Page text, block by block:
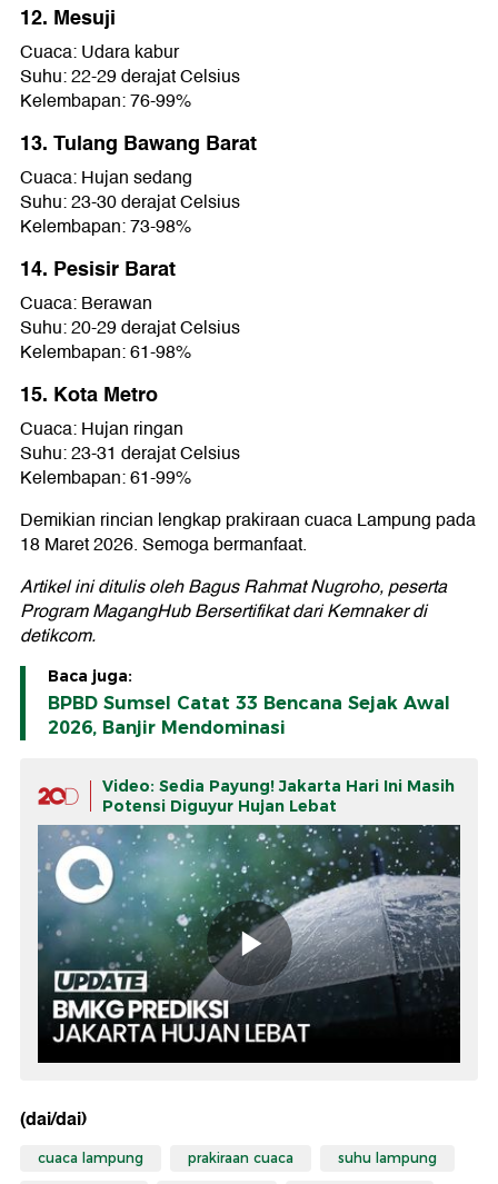
12. Mesuji
Cuaca: Udara kabur
Suhu: 22-29 derajat Celsius
Kelembapan: 76-99%
13. Tulang Bawang Barat
Cuaca: Hujan sedang
Suhu: 23-30 derajat Celsius
Kelembapan: 73-98%
14. Pesisir Barat
Cuaca: Berawan
Suhu: 20-29 derajat Celsius
Kelembapan: 61-98%
15. Kota Metro
Cuaca: Hujan ringan
Suhu: 23-31 derajat Celsius
Kelembapan: 61-99%
Demikian rincian lengkap prakiraan cuaca Lampung pada
18 Maret 2026. Semoga bermanfaat.
Artikel ini ditulis oleh Bagus Rahmat Nugroho, peserta
Program MagangHub Bersertifikat dari Kemnaker di
detikcom.
Baca juga:
BPBD Sumsel Catat 33 Bencana Sejak Awal
2026, Banjir Mendominasi
Video: Sedia Payung! Jakarta Hari Ini Masih
Potensi Diguyur Hujan Lebat
(dai/dai)
cuaca lampung prakiraan cuaca suhu lampung